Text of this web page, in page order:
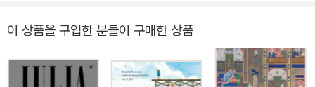
것”의 세상으로 독자들을 초대할 것이다. 제1부 「비밀 노트」(1986년
출간) 아고타는 이 작품(Le Grand Cahier)의 원고를 파리의 유명한
출판사인 갈리마르, 쇠유, 그라세에 동시에 보냈는데, 쇠유에서 수정
이 상품을 구입한 분들이 구매한 상품